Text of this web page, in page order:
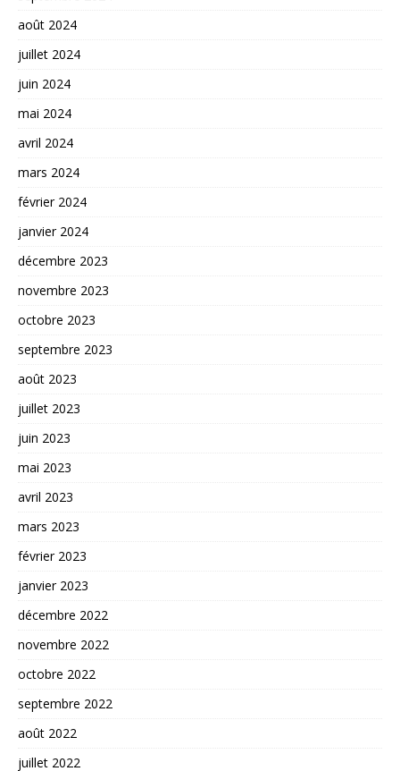
août 2024
juillet 2024
juin 2024
mai 2024
avril 2024
mars 2024
février 2024
janvier 2024
décembre 2023
novembre 2023
octobre 2023
septembre 2023
août 2023
juillet 2023
juin 2023
mai 2023
avril 2023
mars 2023
février 2023
janvier 2023
décembre 2022
novembre 2022
octobre 2022
septembre 2022
août 2022
juillet 2022